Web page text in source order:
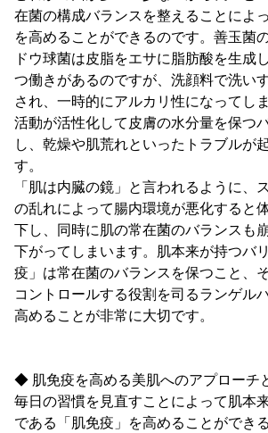
在菌の構成バランスを整えることによ
を高めることができるのです。善玉菌
ドウ球菌は皮脂をエサに脂肪酸を生成
つ働きがあるのですが、洗顔料で洗い
され、一時的にアルカリ性になってし
活動が活性化して皮膚の水分量を保つ
し、乾燥や肌荒れといったトラブルが
す。
「肌は内臓の鏡」と言われるように、
の乱れによって腸内環境が悪化すると
下し、同時に肌の常在菌のバランスも
下がってしまいます。肌本来が持つバ
疫」は常在菌のバランスを保つこと、
コントロールする役割を司るランゲル
高めることが非常に大切です。
◆ 肌免疫を高める美肌へのアプローチ
毎日の習慣を見直すことによって肌本
である「肌免疫」を高めることができ